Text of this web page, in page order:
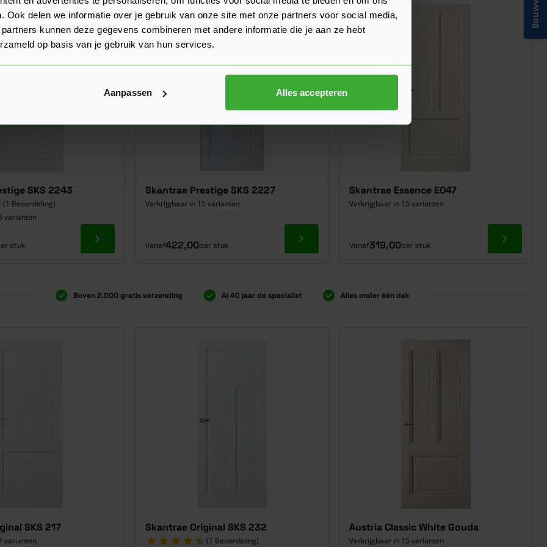
Ook delen we informatie over je gebruik van onze site met onze partners voor social media,
kunnen deze gegevens combineren met andere informatie die je aan ze hebt
op basis van je gebruik van hun services.
Aanpassen Alles accepteren
SKS 2243
(1 Beoordeling)
varianten
stuk Ga naar product
Skantrae Prestige SKS 2227
Verkrijgbaar in 15 varianten
Vanaf422,00per stuk Ga naar product
Skantrae Essence E047
Verkrijgbaar in 15 varianten
Vanaf319,00per stuk Ga naar
Boven 2.000 gratis verzending Al 40 jaar dé specialist Alles onder één dak
SKS 217
varianten
Skantrae Original SKS 232
(1 Beoordeling)
Austria Classic White Gouda
Verkrijgbaar in 15 varianten